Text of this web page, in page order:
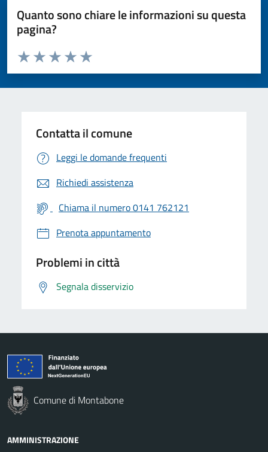
Quanto sono chiare le informazioni su questa
pagina?
Valuta da 1 a 5 stelle la pagina
Valuta 5 stelle su 5
Valuta 4 stelle su 5
Valuta 3 stelle su 5
Valuta 2 stelle su 5
Valuta 1 stelle su 5
Contatta il comune
Leggi le domande frequenti
Richiedi assistenza
Chiama il numero 0141 762121
Prenota appuntamento
Problemi in città
Segnala disservizio
Comune di Montabone
AMMINISTRAZIONE